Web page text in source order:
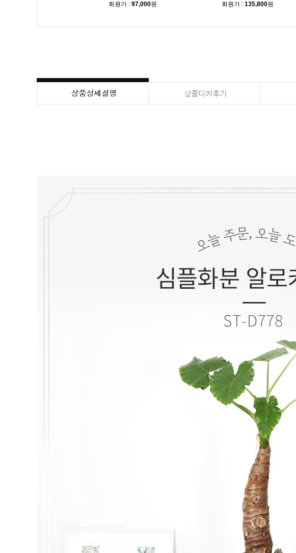
회원가 : 97,000원
회원가 : 135,800원